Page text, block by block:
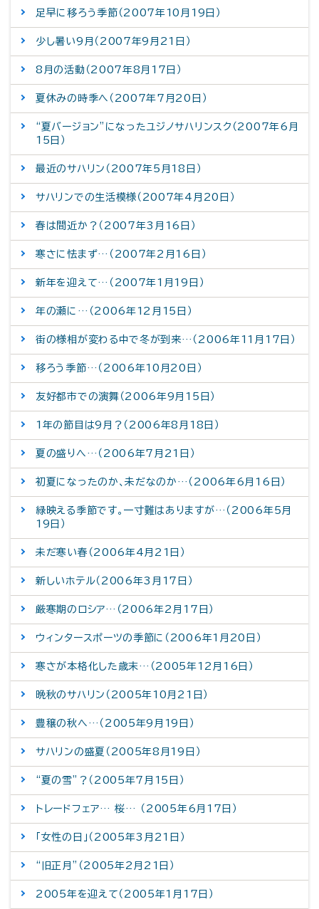
足早に移ろう季節（2007年10月19日）
少し暑い9月（2007年9月21日）
8月の活動（2007年8月17日）
夏休みの時季へ（2007年7月20日）
“夏バージョン”になったユジノサハリンスク（2007年6月
15日）
最近のサハリン（2007年5月18日）
サハリンでの生活模様（2007年4月20日）
春は間近か？（2007年3月16日）
寒さに怯まず…（2007年2月16日）
新年を迎えて…（2007年1月19日）
年の瀬に…（2006年12月15日）
街の様相が変わる中で冬が到来…（2006年11月17日）
移ろう季節…（2006年10月20日）
友好都市での演舞（2006年9月15日）
1年の節目は9月？（2006年8月18日）
夏の盛りへ…（2006年7月21日）
初夏になったのか、未だなのか…（2006年6月16日）
緑映える季節です。一寸難はありますが…（2006年5月
19日）
未だ寒い春（2006年4月21日）
新しいホテル（2006年3月17日）
厳寒期のロシア…（2006年2月17日）
ウィンタースポーツの季節に（2006年1月20日）
寒さが本格化した歳末…（2005年12月16日）
晩秋のサハリン（2005年10月21日）
豊穣の秋へ…（2005年9月19日）
サハリンの盛夏（2005年8月19日）
“夏の雪”？（2005年7月15日）
トレードフェア… 桜… （2005年6月17日）
「女性の日」（2005年3月21日）
“旧正月”（2005年2月21日）
2005年を迎えて（2005年1月17日）